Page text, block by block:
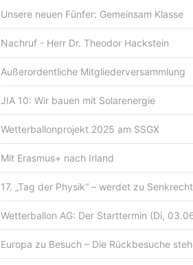
Unsere neuen Fünfer: Gemeinsam Klasse
Nachruf - Herr Dr. Theodor Hackstein
Außerordentliche Mitgliederversammlung
JIA 10: Wir bauen mit Solarenergie
Wetterballonprojekt 2025 am SSGX
Mit Erasmus+ nach Irland
17. „Tag der Physik“ – werdet zu
Wetterballon AG: Der Starttermin (Di,
Europa zu Besuch – Die Rückbesuche